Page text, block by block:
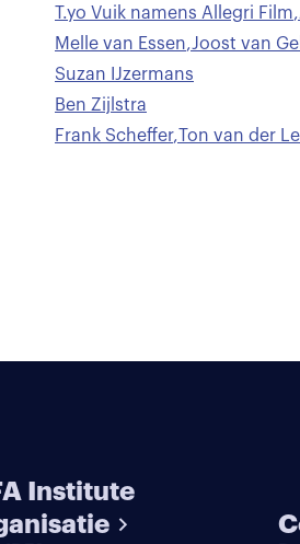
T.yo Vuik namens Allegri Film,
Melle van Essen,Joost van
Suzan IJzermans
Ben Zijlstra
Frank Scheffer,Ton van der
Institute